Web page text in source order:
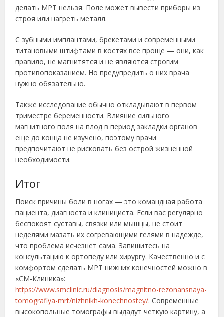
делать МРТ нельзя. Поле может вывести приборы из
строя или нагреть металл.
С зубными имплантами, брекетами и современными
титановыми штифтами в костях все проще — они, как
правило, не магнитятся и не являются строгим
противопоказанием. Но предупредить о них врача
нужно обязательно.
Также исследование обычно откладывают в первом
триместре беременности. Влияние сильного
магнитного поля на плод в период закладки органов
еще до конца не изучено, поэтому врачи
предпочитают не рисковать без острой жизненной
необходимости.
Итог
Поиск причины боли в ногах — это командная работа
пациента, диагноста и клинициста. Если вас регулярно
беспокоят суставы, связки или мышцы, не стоит
неделями мазать их согревающими гелями в надежде,
что проблема исчезнет сама. Запишитесь на
консультацию к ортопеду или хирургу. Качественно и с
комфортом сделать МРТ нижних конечностей можно в
«СМ-Клиника»:
https://www.smclinic.ru/diagnosis/magnitno-rezonansnaya-
tomografiya-mrt/nizhnikh-konechnostey/. Современные
высокопольные томографы выдадут четкую картину, а